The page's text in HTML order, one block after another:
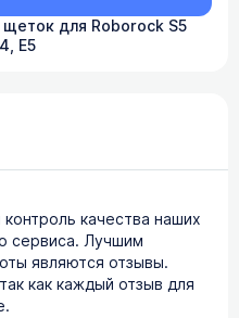
для Roborock S5
E5
качества наших
сервиса. Лучшим
являются отзывы.
как каждый отзыв для